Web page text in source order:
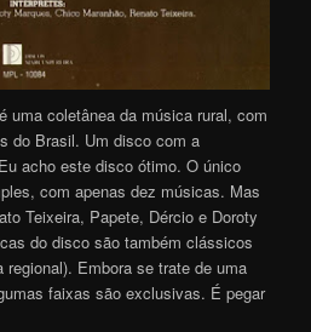
uma coletânea da música rural, com
do Brasil. Um disco com a
acho este disco ótimo. O único
com apenas dez músicas. Mas
Teixeira, Papete, Dércio e Doroty
do disco são também clássicos
Embora se trate de uma
faixas são exclusivas. É pegar